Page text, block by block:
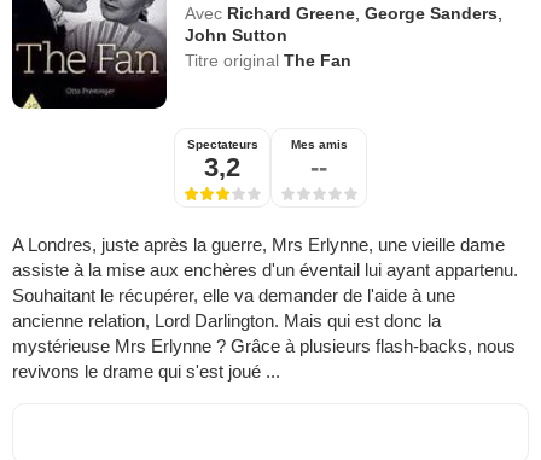
Avec Richard Greene ,George Sanders
John Sutton
Titre originalThe Fan
Spectateurs
3,2
Mes amis
--
A Londres, juste après la guerre, Mrs Erlynne, une vieille dame
assiste à la mise aux enchères d'un éventail lui ayant appartenu.
Souhaitant le récupérer, elle va demander de l'aide à une
ancienne relation, Lord Darlington. Mais qui est donc la
mystérieuse Mrs Erlynne ? Grâce à plusieurs flash-backs, nous
revivons le drame qui s'est joué ...